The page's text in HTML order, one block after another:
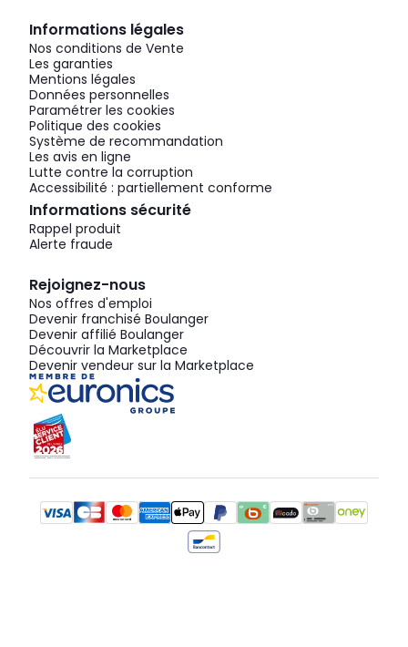
Informations légales
Nos conditions de Vente
Les garanties
Mentions légales
Données personnelles
Paramétrer les cookies
Politique des cookies
Système de recommandation
Les avis en ligne
Lutte contre la corruption
Accessibilité : partiellement conforme
Informations sécurité
Rappel produit
Alerte fraude
Rejoignez-nous
Nos offres d'emploi
Devenir franchisé Boulanger
Devenir affilié Boulanger
Découvrir la Marketplace
Devenir vendeur sur la Marketplace